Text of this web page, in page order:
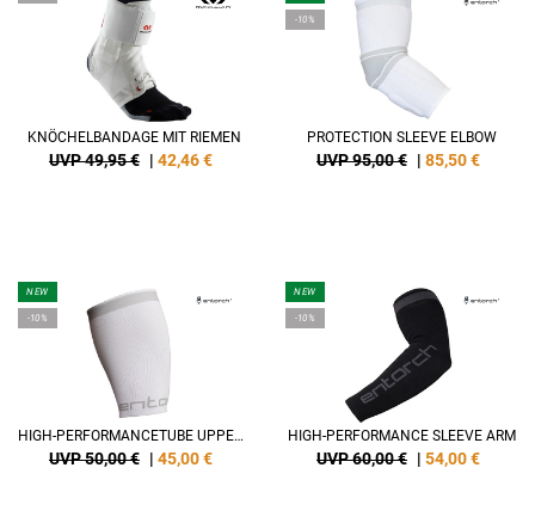
KNÖCHELBANDAGE MIT RIEMEN
UVP 49,95 € | 42,46€
-10%
PROTECTION SLEEVE ELBOW
UVP 95,00 € | 85,50€
NEW
-10%
HIGH-PERFORMANCETUBE UPPER LEG
UVP 50,00 € | 45,00€
NEW
-10%
HIGH-PERFORMANCE SLEEVE ARM
UVP 60,00 € | 54,00€